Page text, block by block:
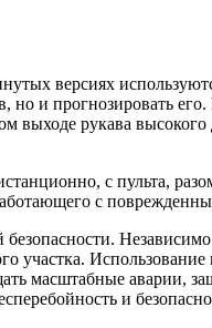
версиях
но и прогнозировать
рукава
с пульта,
с
участка.
масштабные аварии,
и